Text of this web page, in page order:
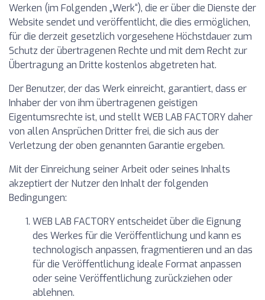
Werken (im Folgenden „Werk“), die er über die Dienste der
Website sendet und veröffentlicht, die dies ermöglichen,
für die derzeit gesetzlich vorgesehene Höchstdauer zum
Schutz der übertragenen Rechte und mit dem Recht zur
Übertragung an Dritte kostenlos abgetreten hat.
Der Benutzer, der das Werk einreicht, garantiert, dass er
Inhaber der von ihm übertragenen geistigen
Eigentumsrechte ist, und stellt WEB LAB FACTORY daher
von allen Ansprüchen Dritter frei, die sich aus der
Verletzung der oben genannten Garantie ergeben.
Mit der Einreichung seiner Arbeit oder seines Inhalts
akzeptiert der Nutzer den Inhalt der folgenden
Bedingungen:
WEB LAB FACTORY entscheidet über die Eignung
des Werkes für die Veröffentlichung und kann es
technologisch anpassen, fragmentieren und an das
für die Veröffentlichung ideale Format anpassen
oder seine Veröffentlichung zurückziehen oder
ablehnen.